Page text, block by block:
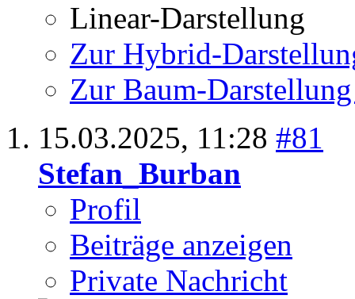
Linear-Darstellung
Zur Hybrid-
Zur Baum-
15.03.2025, 11:28 #81
Stefan_Burban
Profil
Beiträge anzeigen
Private Nachricht